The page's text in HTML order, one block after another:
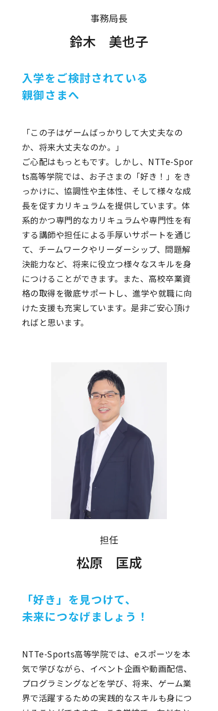
事務局長
鈴木 美也子
入学をご検討されている
親御さまへ
「この子はゲームばっかりして大丈夫なの
か、将来大丈夫なのか。」
ご心配はもっともです。しかし、NTTe-Spor
ts高等学院では、お子さまの「好き！」をき
っかけに、協調性や主体性、そして様々な成
長を促すカリキュラムを提供しています。体
系的かつ専門的なカリキュラムや専門性を有
する講師や担任による手厚いサポートを通じ
て、チームワークやリーダーシップ、問題解
決能力など、将来に役立つ様々なスキルを身
につけることができます。また、高校卒業資
格の取得を徹底サポートし、進学や就職に向
けた支援も充実しています。是非ご安心頂け
ればと思います。
担任
松原 匡成
「好き」を見つけて、
未来につなげましょう！
NTTe-Sports高等学院では、eスポーツを本
気で学びながら、イベント企画や動画配信、
プログラミングなどを学び、将来、ゲーム業
界で活躍するための実践的なスキルも身につ